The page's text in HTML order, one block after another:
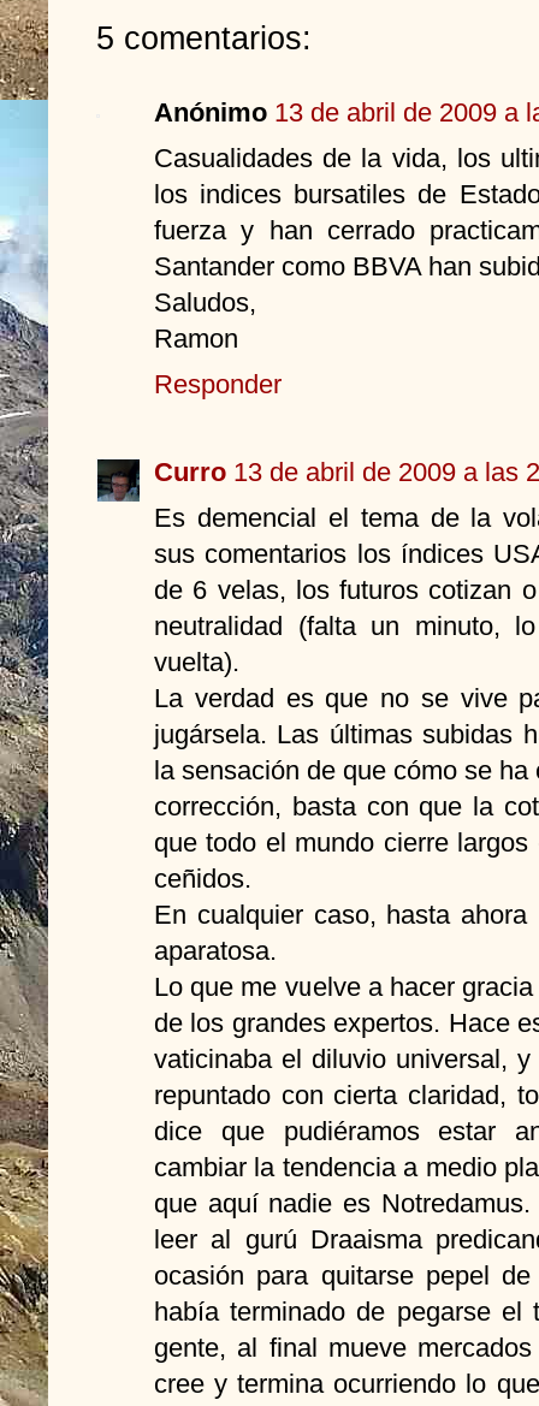
5 comentarios:
Anónimo 13 de abril de 2009 a
Casualidades de la vida, los
los indices bursatiles de
fuerza y han cerrado
Santander como BBVA han
Saludos,
Ramon
Responder
Curro 13 de abril de 2009 a las
Es demencial el tema de la
sus comentarios los índices
de 6 velas, los futuros cotizan
neutralidad (falta un minuto,
vuelta).
La verdad es que no se vive
jugársela. Las últimas subidas
la sensación de que cómo se
corrección, basta con que la
que todo el mundo cierre
ceñidos.
En cualquier caso, hasta
aparatosa.
Lo que me vuelve a hacer
de los grandes expertos. Hace
vaticinaba el diluvio universal,
repuntado con cierta claridad,
dice que pudiéramos estar
cambiar la tendencia a medio
que aquí nadie es
leer al gurú Draaisma
ocasión para quitarse pepel
había terminado de pegarse el
gente, al final mueve
cree y termina ocurriendo lo